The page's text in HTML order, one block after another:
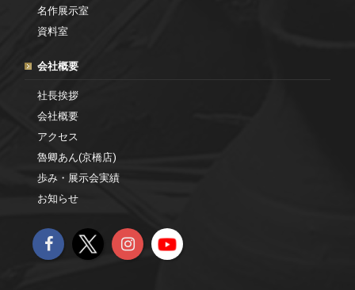
名作展示室
資料室
会社概要
社長挨拶
会社概要
アクセス
魯卿あん(京橋店)
歩み・展示会実績
お知らせ